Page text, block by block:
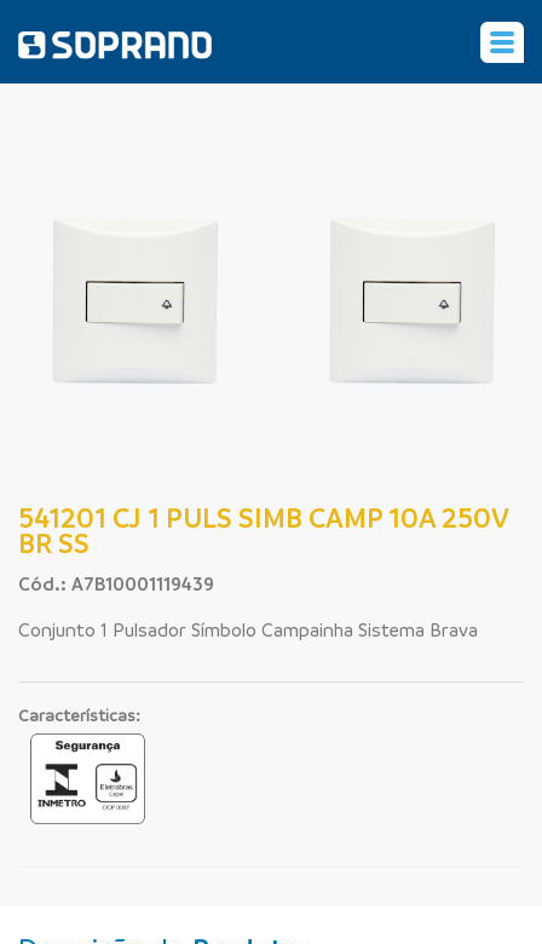
541201 CJ 1 PULS SIMB CAMP 10A 250V
BR SS
Cód.: A7B10001119439
Conjunto 1 Pulsador Símbolo Campainha Sistema Brava
Características: